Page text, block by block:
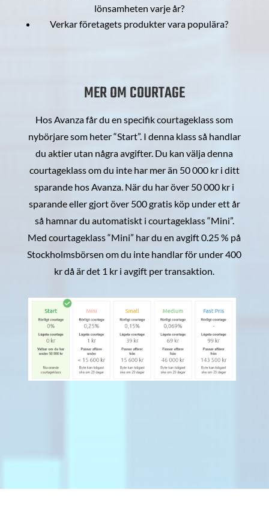
lönsamheten varje år?
Verkar företagets produkter vara populära?
MER OM COURTAGE
Hos Avanza får du en specifik courtageklass som
nybörjare som heter “Start”. I denna klass så handlar
du aktier utan några avgifter. Du kan välja denna
courtageklass om du inte har mer än 50 000 kr i ditt
sparande hos Avanza. När du har över 50 000 kr i
sparande eller gjort över 500 gratis köp under ett år
så hamnar du automatiskt i courtageklass “Mini”.
Med courtageklass “Mini” har du en avgift 0.25 % på
Stockholmsbörsen om du inte handlar för under 400
kr då är det 1 kr i avgift per transaktion.